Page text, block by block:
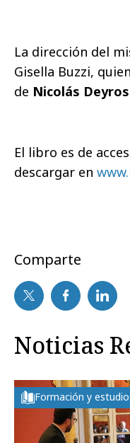
La dirección del
Gisella Buzzi,
de Nicolás Deyros
El libro es de
descargar en
Comparte
Noticias
Formación y